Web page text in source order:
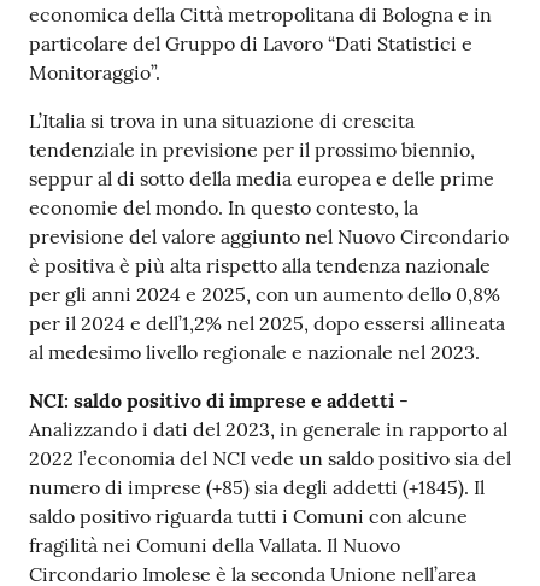
economica della Città metropolitana di Bologna e in
particolare del Gruppo di Lavoro “Dati Statistici e
Monitoraggio”.
L’Italia si trova in una situazione di crescita
tendenziale in previsione per il prossimo biennio,
seppur al di sotto della media europea e delle prime
economie del mondo. In questo contesto, la
previsione del valore aggiunto nel Nuovo Circondario
è positiva è più alta rispetto alla tendenza nazionale
per gli anni 2024 e 2025, con un aumento dello 0,8%
per il 2024 e dell’1,2% nel 2025, dopo essersi allineata
al medesimo livello regionale e nazionale nel 2023.
NCI: saldo positivo di imprese e addetti -
Analizzando i dati del 2023, in generale in rapporto al
2022 l’economia del NCI vede un saldo positivo sia del
numero di imprese (+85) sia degli addetti (+1845). Il
saldo positivo riguarda tutti i Comuni con alcune
fragilità nei Comuni della Vallata. Il Nuovo
Circondario Imolese è la seconda Unione nell’area